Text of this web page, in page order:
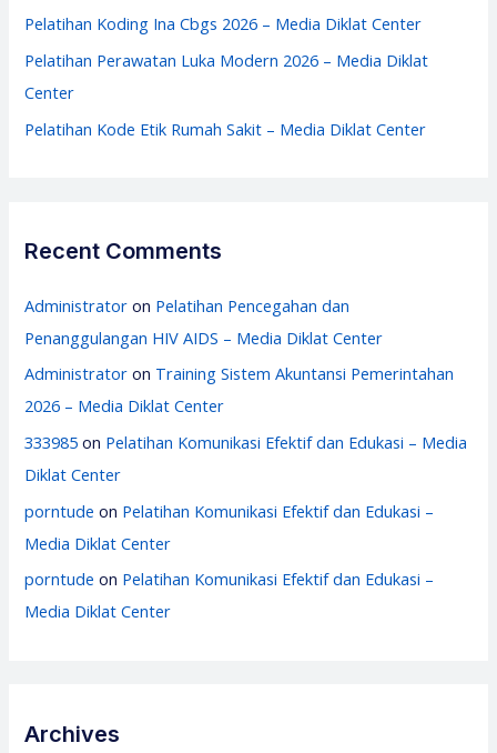
Pelatihan Koding Ina Cbgs 2026 – Media Diklat Center
Pelatihan Perawatan Luka Modern 2026 – Media Diklat
Center
Pelatihan Kode Etik Rumah Sakit – Media Diklat Center
Recent Comments
Administrator on Pelatihan Pencegahan dan
Penanggulangan HIV AIDS – Media Diklat Center
Administrator on Training Sistem Akuntansi Pemerintahan
2026 – Media Diklat Center
333985 on Pelatihan Komunikasi Efektif dan Edukasi – Media
Diklat Center
porntude on Pelatihan Komunikasi Efektif dan Edukasi –
Media Diklat Center
porntude on Pelatihan Komunikasi Efektif dan Edukasi –
Media Diklat Center
Archives